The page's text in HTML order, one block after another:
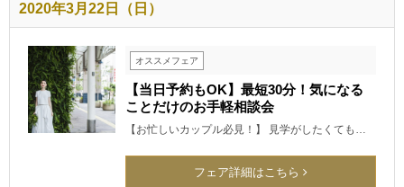
2020年3月22日（日）
オススメフェア
【当日予約もOK】最短30分！気になる
ことだけのお手軽相談会
【お忙しいカップル必見！】 見学がしたくても…
フェア詳細はこちら